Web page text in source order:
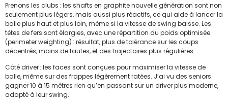
Prenons les clubs : les shafts en graphite nouvelle génération sont non
seulement plus légers, mais aussi plus réactifs, ce qui aide à lancer la
balle plus haut et plus loin, même si la vitesse de swing baisse. Les
têtes de fers sont élargies, avec une répartition du poids optimisée
(perimeter weighting) : résultat, plus de tolérance sur les coups
décentrés, moins de fautes, et des trajectoires plus régulières.
Côté driver : les faces sont conçues pour maximiser la vitesse de
balle, même sur des frappes légèrement ratées. J’ai vu des seniors
gagner 10 à 15 mètres rien qu’en passant sur un driver plus moderne,
adapté à leur swing.